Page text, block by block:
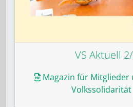
VS Aktuell
Magazin für Mitglieder
Volkssolidarität